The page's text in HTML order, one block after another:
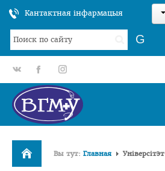
Кантактная інфармацыя
Шукаць... G
gp fb tt
УНІВЕРСІТЭТ
ФАКУЛЬТЭТЫ
Вы тут: Главная Універсітэт